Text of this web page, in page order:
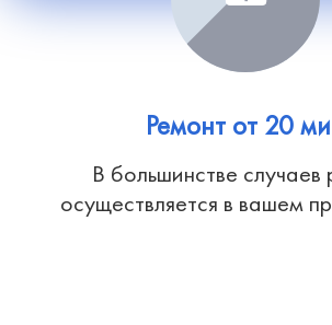
Ремонт от 20
В большинстве случаев
осуществляется в вашем